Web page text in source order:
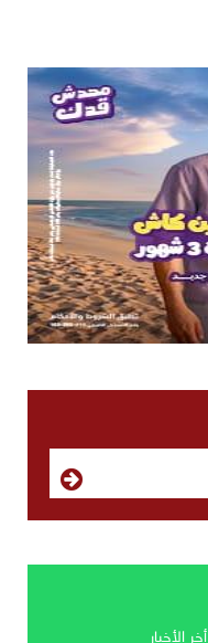
الأخبار